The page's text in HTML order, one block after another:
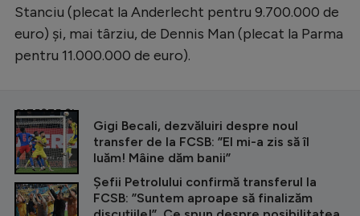
Stanciu (plecat la Anderlecht pentru 9.700.000 de
euro) și, mai târziu, de Dennis Man (plecat la Parma
pentru 11.000.000 de euro).
CITEȘTE ȘI
Gigi Becali, dezvăluiri despre noul
transfer de la FCSB: ”El mi-a zis să îl
luăm! Mâine dăm banii”
Șefii Petrolului confirmă transferul la
FCSB: ”Suntem aproape să finalizăm